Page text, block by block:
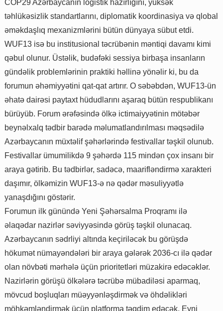
COP29 Azərbaycanın logistik hazırlığını, yüksək
təhlükəsizlik standartlarını, diplomatik koordinasiya və qlobal
əməkdaşlıq mexanizmlərini bütün dünyaya sübut etdi.
WUF13 isə bu institusional təcrübənin məntiqi davamı kimi
qəbul olunur. Üstəlik, budəfəki sessiya birbaşa insanların
gündəlik problemlərinin praktiki həllinə yönəlir ki, bu da
forumun əhəmiyyətini qat-qat artırır. O səbəbdən, WUF13-ün
əhatə dairəsi paytaxt hüdudlarını aşaraq bütün respublikanı
bürüyüb. Forum ərəfəsində ölkə ictimaiyyətinin mötəbər
beynəlxalq tədbir barədə məlumatlandırılması məqsədilə
Azərbaycanın müxtəlif şəhərlərində festivallar təşkil olunub.
Festivallar ümumilikdə 9 şəhərdə 115 mindən çox insanı bir
araya gətirib. Bu tədbirlər, sadəcə, maarifləndirmə xarakteri
daşımır, ölkəmizin WUF13-ə nə qədər məsuliyyətlə
yanaşdığını göstərir.
Forumun ilk günündə Yeni Şəhərsalma Proqramı ilə
əlaqədar nazirlər səviyyəsində görüş təşkil olunacaq.
Azərbaycanın sədrliyi altında keçiriləcək bu görüşdə
hökumət nümayəndələri bir araya gələrək 2036-cı ilə qədər
olan növbəti mərhələ üçün prioritetləri müzakirə edəcəklər.
Nazirlərin görüşü ölkələrə təcrübə mübadiləsi aparmaq,
mövcud boşluqları müəyyənləşdirmək və öhdəlikləri
möhkəmləndirmək üçün platforma təqdim edəcək. Eyni